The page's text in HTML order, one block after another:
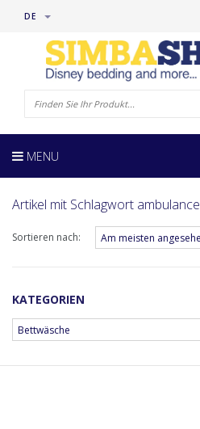
DE
MENU
Artikel mit Schlagwort ambulance
Sortieren nach:
KATEGORIEN